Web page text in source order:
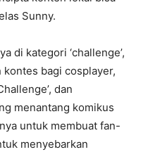
Sunny.
di kategori ‘challenge’,
kontes bagi cosplayer,
dan
menantang komikus
untuk membuat fan-
menyebarkan